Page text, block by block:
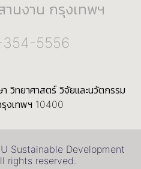
านงาน กรุงเทพฯ
354-5556
วิทยาศาสตร์ วิจัยและนวัตกรรม
งเทพฯ 10400
Development
rights reserved.